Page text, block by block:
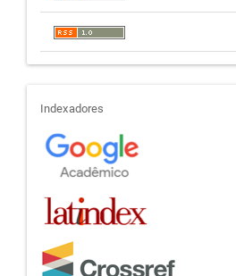
indexadores
Indexadores